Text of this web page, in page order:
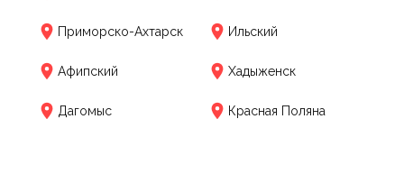
Приморско-Ахтарск Ильский
Афипский Хадыженск
Дагомыс Красная Поляна